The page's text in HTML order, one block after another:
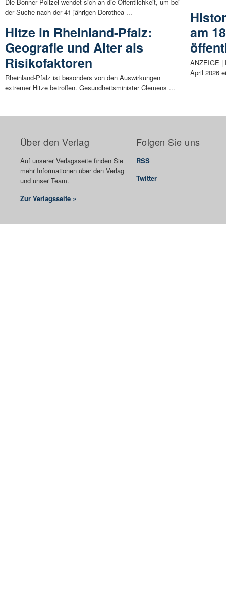
Die Bonner Polizei wendet sich an die Öffentlichkeit, um bei
der Suche nach der 41-jährigen Dorothea ...
Hitze in Rheinland-Pfalz:
Geografie und Alter als
Risikofaktoren
Rheinland-Pfalz ist besonders von den Auswirkungen
extremer Hitze betroffen. Gesundheitsminister Clemens ...
am
ANZEIGE |
April 2026
Über den Verlag
Auf unserer Verlagsseite finden Sie
mehr Informationen über den Verlag
und unser Team.
Zur Verlagsseite »
Folgen Sie uns
RSS
Twitter